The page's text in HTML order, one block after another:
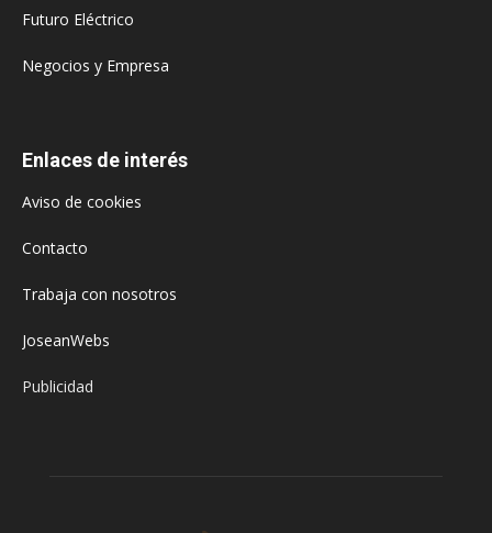
Futuro Eléctrico
Negocios y Empresa
Enlaces de interés
Aviso de cookies
Contacto
Trabaja con nosotros
JoseanWebs
Publicidad